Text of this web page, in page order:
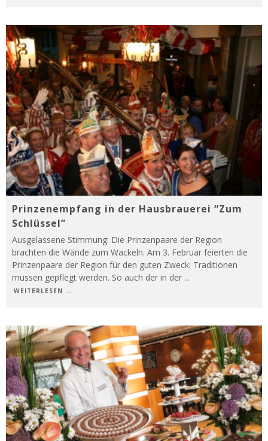
Prinzenempfang in der Hausbrauerei “Zum
Schlüssel”
Ausgelassene Stimmung: Die Prinzenpaare der Region
brachten die Wände zum Wackeln. Am 3. Februar feierten die
Prinzenpaare der Region für den guten Zweck: Traditionen
müssen gepflegt werden. So auch der in der ...
WEITERLESEN ...